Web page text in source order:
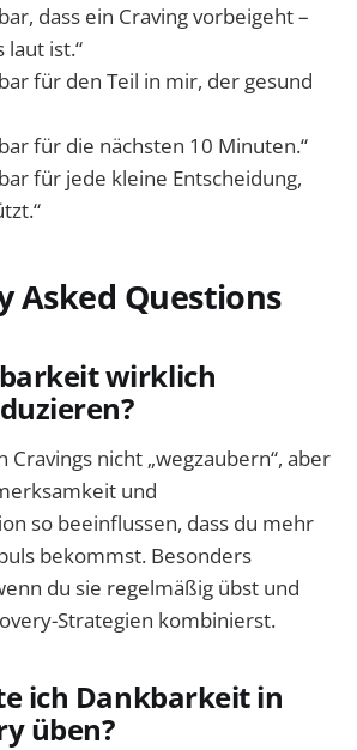
dass ein Craving vorbeigeht –
laut ist.“
für den Teil in mir, der gesund
für die nächsten 10 Minuten.“
für jede kleine Entscheidung,
Asked Questions
wirklich
Cravings nicht „wegzaubern“, aber
und
so beeinflussen, dass du mehr
bekommst. Besonders
du sie regelmäßig übst und
Strategien kombinierst.
ich Dankbarkeit in
üben?